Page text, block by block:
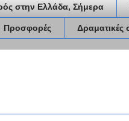
στην Ελλάδα, Σήμερα
Προσφορές Δραματικές